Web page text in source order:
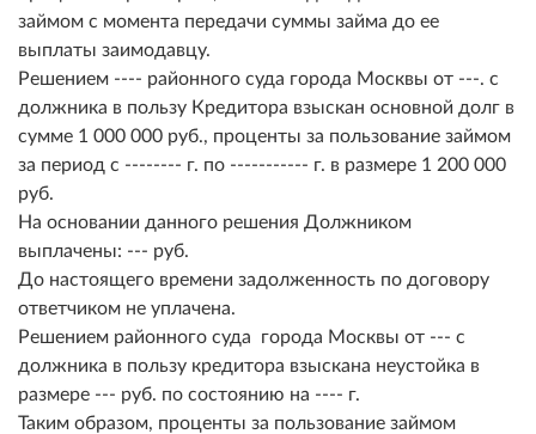
займом с момента передачи суммы займа до ее
выплаты заимодавцу.
Решением ---- районного суда города Москвы от ---. с
должника в пользу Кредитора взыскан основной долг в
сумме 1 000 000 руб., проценты за пользование займом
за период с -------- г. по ----------- г. в размере 1 200 000
руб.
На основании данного решения Должником
выплачены: --- руб.
До настоящего времени задолженность по договору
ответчиком не уплачена.
Решением районного суда города Москвы от --- с
должника в пользу кредитора взыскана неустойка в
размере --- руб. по состоянию на ---- г.
Таким образом, проценты за пользование займом